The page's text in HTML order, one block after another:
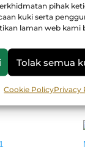
pihak
kuki serta
laman web kami
Tolak semua
Cookie PolicyPrivacy